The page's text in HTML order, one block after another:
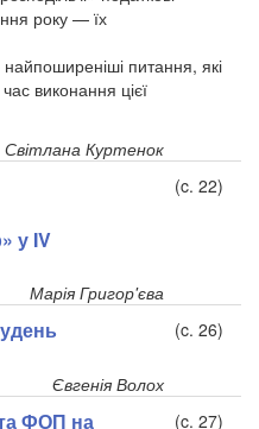
року — їх
питання, які
виконання цієї
Світлана Куртенок
у IV
(c. 22)
Марія Григор'єва
(c. 26)
Євгенія Волох
ФОП на (c. 27)